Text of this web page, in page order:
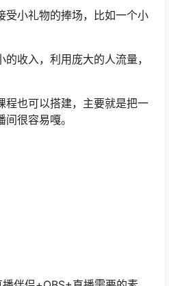
受小礼物的捧场，比如一个小
收入，利用庞大的人流量，
程也可以搭建，主要就是把一
很容易嘎。